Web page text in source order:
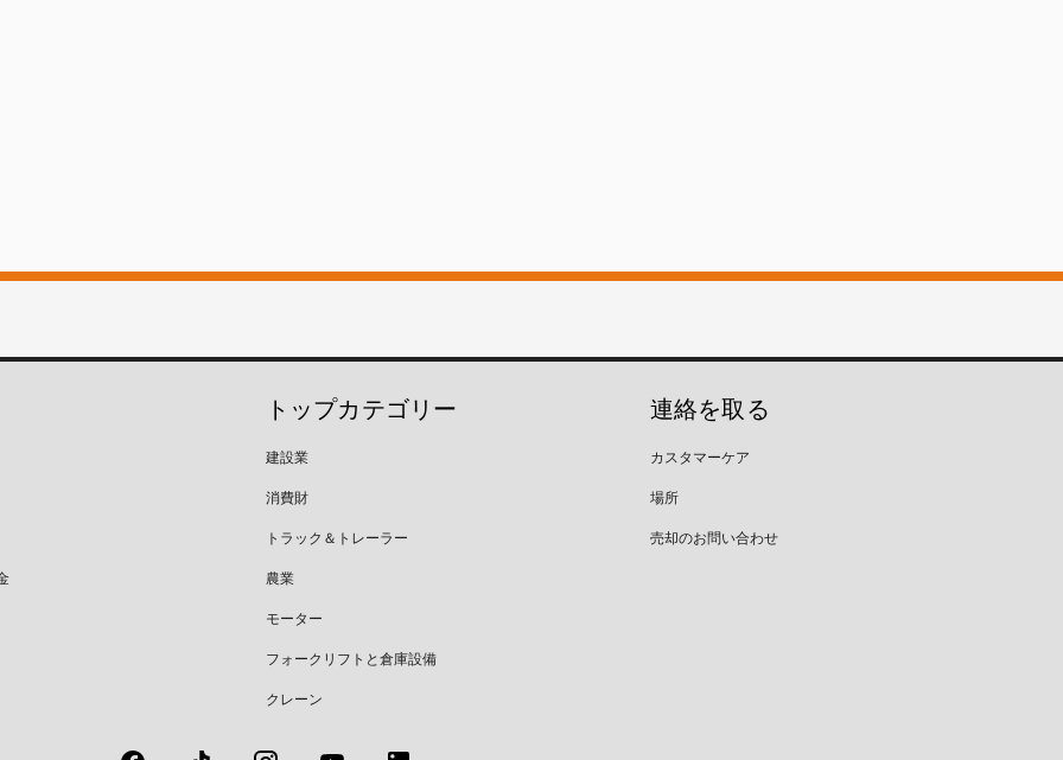
トップカテゴリー
建設業
消費財
トラック＆トレーラー
農業
モーター
フォークリフトと倉庫設備
クレーン
連絡を取る
カスタマーケア
場所
売却のお問い合わせ